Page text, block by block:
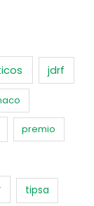
jdrf
premio
tipsa